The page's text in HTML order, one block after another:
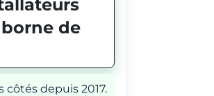
de
depuis 2017.